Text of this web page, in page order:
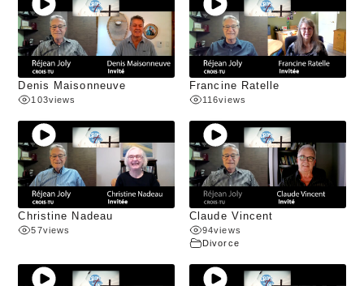
Denis Maisonneuve
103views
Francine Ratelle
116views
Christine Nadeau
57views
Claude Vincent
94views
Divorce